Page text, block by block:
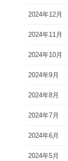
2024年12月
2024年11月
2024年10月
2024年9月
2024年8月
2024年7月
2024年6月
2024年5月